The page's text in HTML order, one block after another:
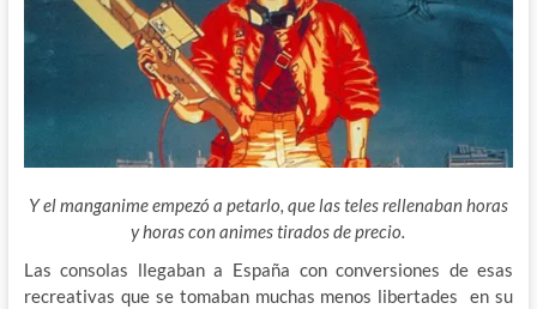
Y el manganime empezó a petarlo, que las teles rellenaban horas
y horas con animes tirados de precio.
Las consolas llegaban a España con conversiones de esas
recreativas que se tomaban muchas menos libertades en su